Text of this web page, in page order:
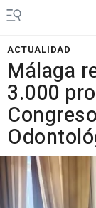
ACTUALIDAD
Málaga
3.000